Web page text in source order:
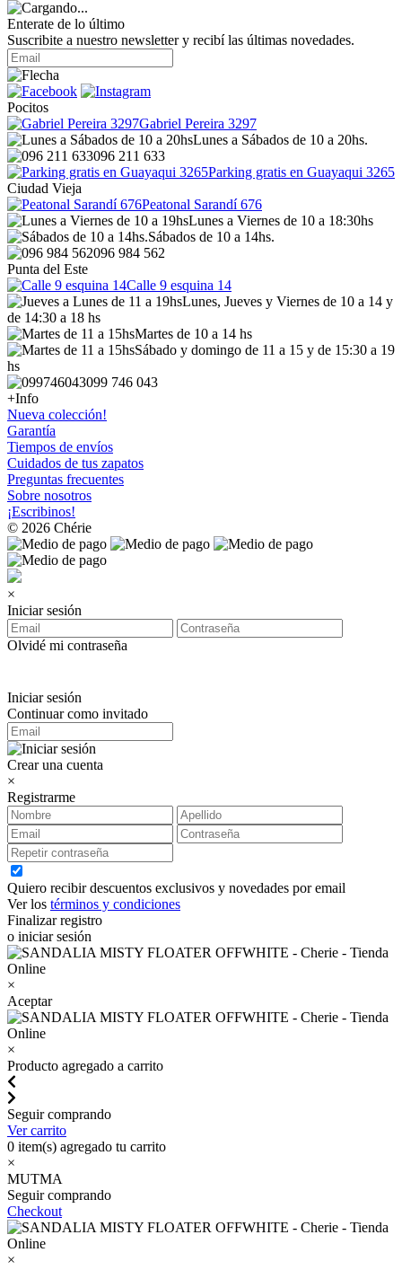
Enterate de lo último
Suscribite a nuestro newsletter y recibí las últimas novedades.
Pocitos
Gabriel Pereira 3297
Lunes a Sábados de 10 a 20hs.
096 211 633
Parking gratis en Guayaqui 3265
Ciudad Vieja
Peatonal Sarandí 676
Lunes a Viernes de 10 a 18:30hs
Sábados de 10 a 14hs.
096 984 562
Punta del Este
Calle 9 esquina 14
Lunes, Jueves y Viernes de 10 a 14 y
de 14:30 a 18 hs
Martes de 10 a 14 hs
Sábado y domingo de 11 a 15 y de 15:30 a 19
hs
099 746 043
+Info
Nueva colección!
Garantía
Tiempos de envíos
Cuidados de tus zapatos
Preguntas frecuentes
Sobre nosotros
¡Escribinos!
© 2026 Chérie
×
Iniciar sesión
Olvidé mi contraseña
Iniciar sesión
Continuar como invitado
Crear una cuenta
×
Registrarme
Quiero recibir descuentos exclusivos y novedades por email
Ver los términos y condiciones
Finalizar registro
o iniciar sesión
×
Aceptar
×
Producto agregado a carrito
Seguir comprando
Ver carrito
0 item(s) agregado tu carrito
×
MUTMA
Seguir comprando
Checkout
×